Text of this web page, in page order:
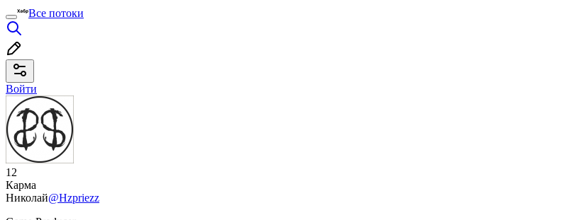
Все потоки
Войти
12
Карма
Николай@Hzpriezz